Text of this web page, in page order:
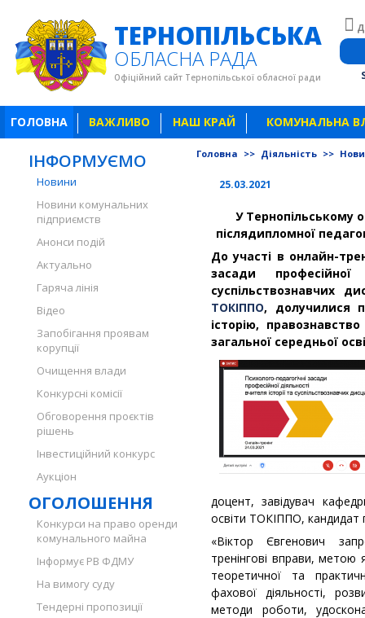
ТЕРНОПІЛЬСЬКА
ОБЛАСНА РАДА
Офіційний сайт Тернопільської обласної ради
ГОЛОВНА ВАЖЛИВО НАШ КРАЙ КОМУНАЛЬНА
ІНФОРМУЄМО
Новини
Новини комунальних
підприємств
Анонси подій
Актуально
Гаряча лінія
Відео
Запобігання проявам
корупції
Очищення влади
Конкурсні комісії
Обговорення проєктів
рішень
Інвестиційний конкурс
Аукціон
ОГОЛОШЕННЯ
Конкурси на право оренди
комунального майна
Інформує РВ ФДМУ
На вимогу суду
Тендерні пропозиції
Головна >> Діяльність >>
25.03.2021
У Тернопільському
післядипломної
До участі в онлайн-
засади
суспільствознавчих
ТОКІППО, долучилися
історію,
загальної середньої
доцент, завідувач
освіти ТОКІППО, кандидат
«Віктор Євгенович
тренінгові вправи, метою
теоретичної та
фахової діяльності,
методи роботи,